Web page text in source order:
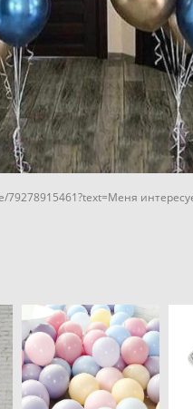
79278915461?text=Меня